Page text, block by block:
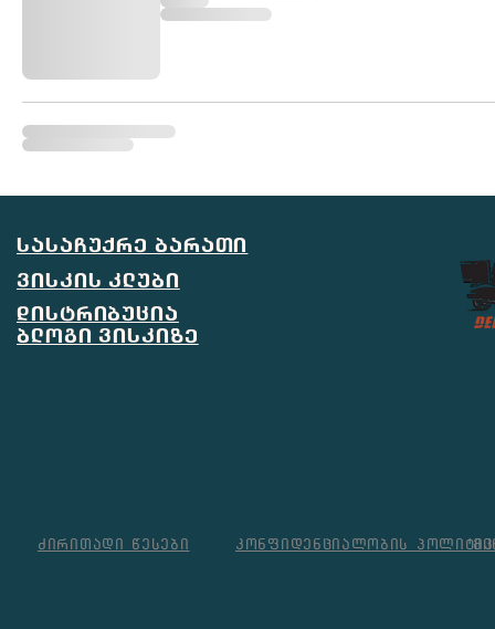
სასაჩუქრე ბარათი
ვისკის კლუბი
დისტრიბუცია
ძირითადი წესები კონფიდენციალობის
ბლოგი ვისკიზე